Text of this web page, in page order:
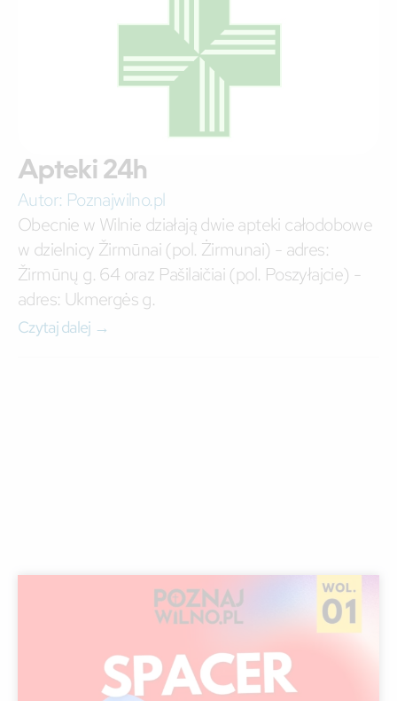
Apteki 24h
Autor: Poznajwilno.pl
Obecnie w Wilnie działają dwie apteki całodobowe
w dzielnicy Žirmūnai (pol. Żirmunai) - adres:
Žirmūnų g. 64 oraz Pašilaičiai (pol. Poszyłajcie) -
adres: Ukmergės g.
Czytaj dalej →